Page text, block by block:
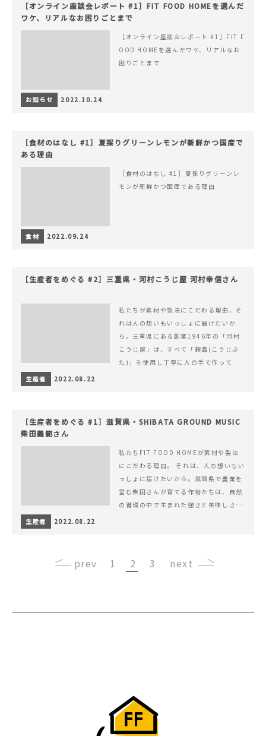
［オンライン座談会レポート #1］FIT FOOD HOMEを選んだ
ワケ、リアルなお困りごとまで
［オンライン座談会レポート #1］FIT F
OOD HOMEを選んだワケ、リアルなお
困りごとまで
お知らせ 2022.10.24
［食材のはなし #1］夏採りグリーンレモンが新鮮かつ国産で
ある理由
［食材のはなし #1］夏採りグリーンレ
モンが新鮮かつ国産である理由
食材 2022.09.24
［生産者をめぐる #2］三重県・河村こうじ屋 河村幸信さん
私たちが素材や製法にこだわる理由、そ
れは人の想いもいっしょに届けたいか
ら。三重県にある創業1946年の「河村
こうじ屋」は、すべて「麹蓋(こうじぶ
た)」を使用し丁寧に人の手で作ってい
生産者 2022.08.22
［生産者をめぐる #1］滋賀県・SHIBATA GROUND MUSIC
柴田義範さん
私たちFIT FOOD HOMEが素材や製法
にこだわる理由。 それは、人の想いもい
っしょに届けたいから。滋賀県で農業を
営む柴田さんが育てる作物たちは、自然
の循環の中で生まれた強さと美味しさを
生産者 2022.08.22
‹ 1 2 3 ›